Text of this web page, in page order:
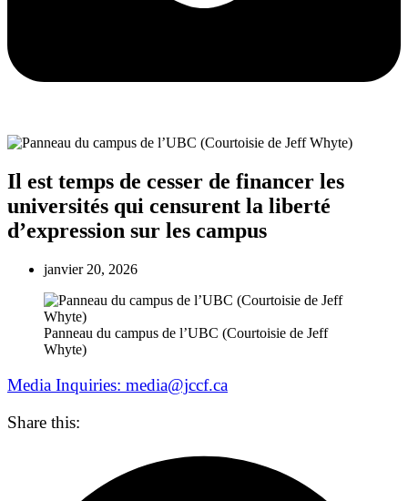
Il est temps de cesser de financer les
universités qui censurent la liberté
d’expression sur les campus
janvier 20, 2026
Panneau du campus de l’UBC (Courtoisie de Jeff
Whyte)
Media Inquiries: media@jccf.ca
Share this: